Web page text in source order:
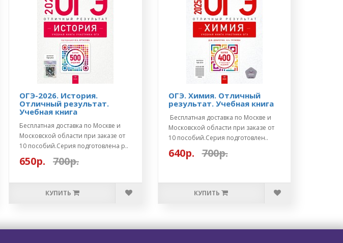
ОГЭ-2026. История.
Отличный результат.
Учебная книга
Бесплатная доставка по Москве и
Московской области при заказе от
10 пособий.Серия подготовлена р..
650р. 700р.
КУПИТЬ
ОГЭ. Химия. Отличный
результат. Учебная книга
Бесплатная доставка по Москве и
Московской области при заказе от
10 пособий.Серия подготовлен..
640р. 700р.
КУПИТЬ